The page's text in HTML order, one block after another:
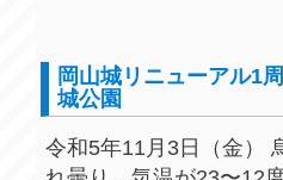
岡山城リニューアル1
城公園
令和5年11月3日（金）